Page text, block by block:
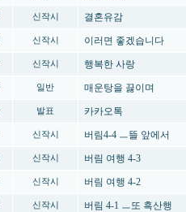
신작시 결혼유감
신작시 이러면 좋겠습니다
신작시 행복한 사랑
일반 매운탕을 끓이며
발표 카카오톡
신작시 버림4-4 ㅡ뜰 앞에서
신작시 버림 여행 4-3
신작시 버림 여행 4-2
신작시 버림 4-1 ㅡ또 흑산행